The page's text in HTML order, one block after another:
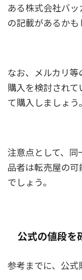
ある株式会社バ
の記載があるかも
なお、メルカリ
購入を検討され
て購入しましょう。
注意点として、
品者は転売屋の
でしょう。
公式の値段を
参考までに、公式